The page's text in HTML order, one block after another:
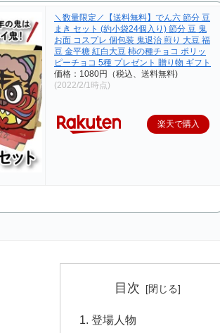
＼数量限定／【送料無料】でん六 節分 豆
まき セット (約小袋24個入り) 節分 豆 鬼
お面 コスプレ 個包装 鬼退治 煎り 大豆 福
豆 金平糖 紅白大豆 柿の種チョコ ポリッ
ピーチョコ 5種 プレゼント 贈り物 ギフト
価格：1080円（税込、送料無料)
(2022/2/1時点)
楽天で購入
目次
登場人物